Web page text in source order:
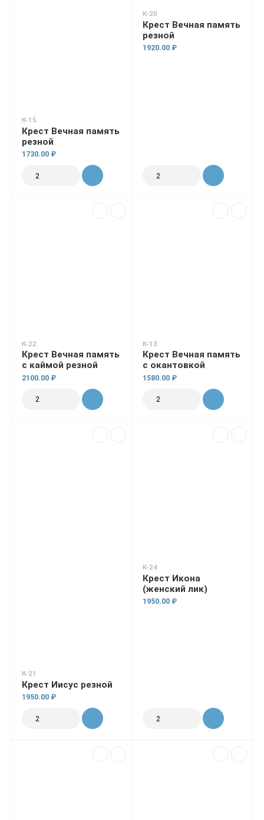
К-15
Крест Вечная память
резной
1730.00 ₽
К-20
Крест Вечная память
резной
1920.00 ₽
К-22
Крест Вечная память
с каймой резной
2100.00 ₽
К-13
Крест Вечная память
с окантовкой
1580.00 ₽
К-21
Крест Иисус резной
1950.00 ₽
К-24
Крест Икона
(женский лик)
1950.00 ₽